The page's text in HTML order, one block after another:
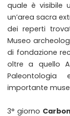
quale è visibile
un’area sacra
dei reperti
Museo
di fondazione
oltre a quello
importante
3° giorno